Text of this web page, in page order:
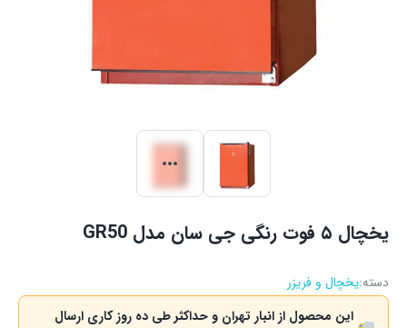
یخچال ۵ فوت رنگی جی سان مدل GR50
دسته:یخچال و فریزر
این محصول از انبار تهران و حداکثر طی ده روز کاری ارسال